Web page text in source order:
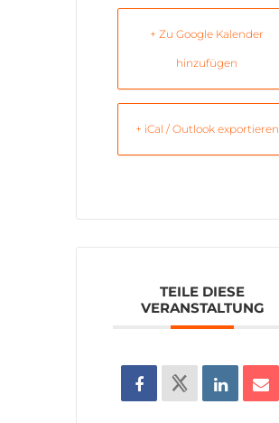
+ Zu Google Kalender
hinzufügen
+ iCal / Outlook exportieren
TEILE DIESE
VERANSTALTUNG